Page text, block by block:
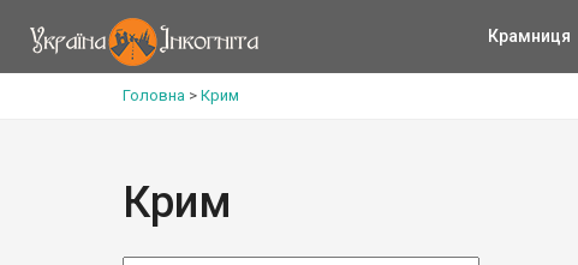
Крамниця
Головна > Крим
Крим